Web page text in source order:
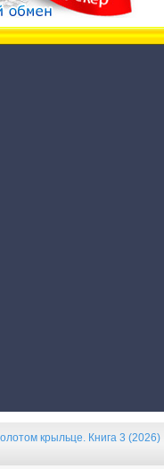
крыльце. Книга 3 (2026)